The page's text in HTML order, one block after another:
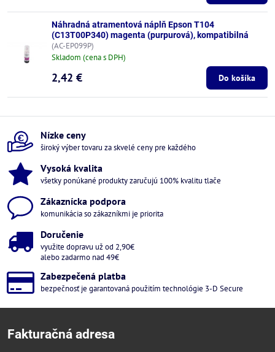
Náhradná atramentová náplň Epson T104
(C13T00P340) magenta (purpurová), kompatibilná
(AC-EP099P)
Skladom (cena s DPH)
2,42 € Do košíka
Nízke ceny
široký výber tovaru za skvelé ceny pre každého
Vysoká kvalita
všetky ponúkané produkty zaručujú 100% kvalitu tlače
Zákaznícka podpora
komunikácia so zákazníkmi je priorita
Doručenie
využite dopravu už od 2,90€
alebo zadarmo nad 49€
Zabezpečená platba
bezpečnosť je garantovaná použitím technológie 3-D Secure
Fakturačná adresa